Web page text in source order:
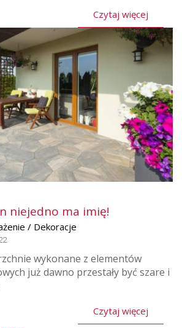
Czytaj więcej
niejedno ma imię!
/ Dekoracje
wykonane z elementów
już dawno przestały być szare i
Czytaj więcej